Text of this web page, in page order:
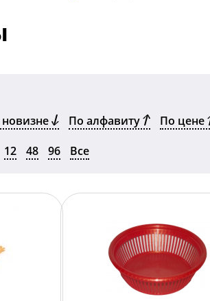
По алфавиту По цене
12 48 96 Все